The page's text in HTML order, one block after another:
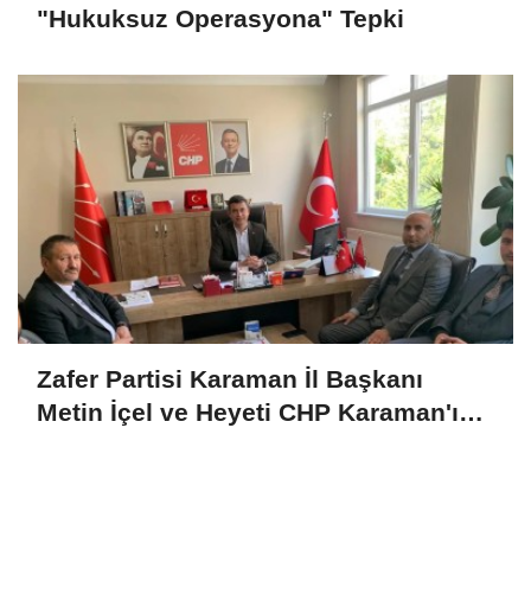
"Hukuksuz Operasyona" Tepki
Zafer Partisi Karaman İl Başkanı
Metin İçel ve Heyeti CHP Karaman'ı